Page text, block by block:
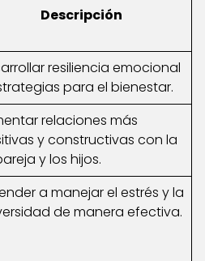
Descripción
resiliencia emocional
para el bienestar.
relaciones más
y constructivas con la
y los hijos.
a manejar el estrés y la
de manera efectiva.